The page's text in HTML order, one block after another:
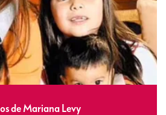
de Mariana Levy